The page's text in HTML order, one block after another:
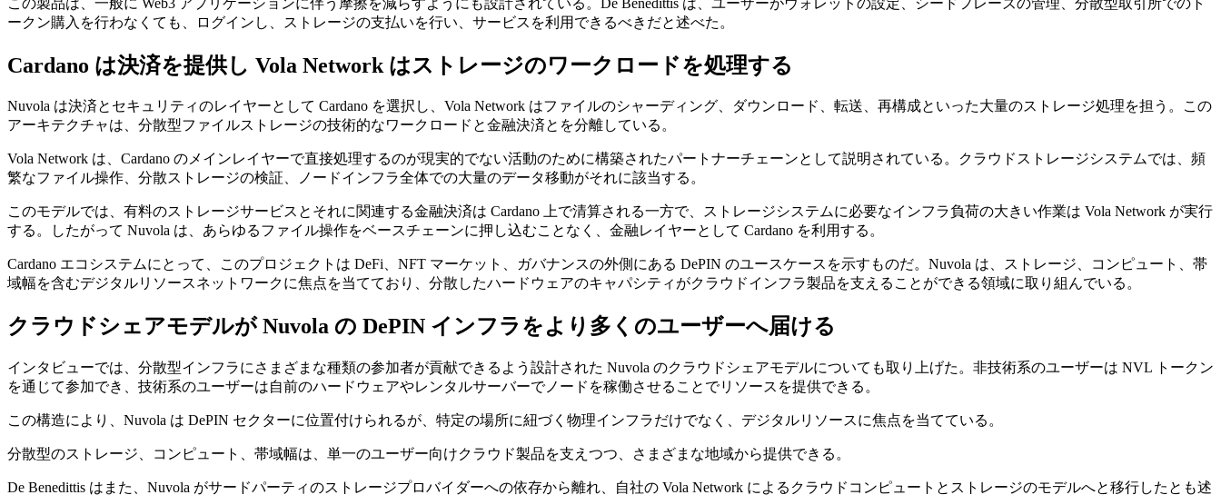
ークン購入を行わなくても、ログインし、ストレージの支払いを行い、サービスを利用できるべきだと述べた。
Cardano は決済を提供し Vola Network はストレージのワークロードを処理する
Nuvola は決済とセキュリティのレイヤーとして Cardano を選択し、Vola Network はファイルのシャーディング、ダウンロード、転送、再構成といった大量のストレージ処理を担う。この
アーキテクチャは、分散型ファイルストレージの技術的なワークロードと金融決済とを分離している。
Vola Network は、Cardano のメインレイヤーで直接処理するのが現実的でない活動のために構築されたパートナーチェーンとして説明されている。クラウドストレージシステムでは、頻
繁なファイル操作、分散ストレージの検証、ノードインフラ全体での大量のデータ移動がそれに該当する。
このモデルでは、有料のストレージサービスとそれに関連する金融決済は Cardano 上で清算される一方で、ストレージシステムに必要なインフラ負荷の大きい作業は Vola Network が実行
する。したがって Nuvola は、あらゆるファイル操作をベースチェーンに押し込むことなく、金融レイヤーとして Cardano を利用する。
Cardano エコシステムにとって、このプロジェクトは DeFi、NFT マーケット、ガバナンスの外側にある DePIN のユースケースを示すものだ。Nuvola は、ストレージ、コンピュート、帯
域幅を含むデジタルリソースネットワークに焦点を当てており、分散したハードウェアのキャパシティがクラウドインフラ製品を支えることができる領域に取り組んでいる。
クラウドシェアモデルが Nuvola の DePIN インフラをより多くのユーザーへ届ける
インタビューでは、分散型インフラにさまざまな種類の参加者が貢献できるよう設計された Nuvola のクラウドシェアモデルについても取り上げた。非技術系のユーザーは NVL トークン
を通じて参加でき、技術系のユーザーは自前のハードウェアやレンタルサーバーでノードを稼働させることでリソースを提供できる。
この構造により、Nuvola は DePIN セクターに位置付けられるが、特定の場所に紐づく物理インフラだけでなく、デジタルリソースに焦点を当てている。
分散型のストレージ、コンピュート、帯域幅は、単一のユーザー向けクラウド製品を支えつつ、さまざまな地域から提供できる。
De Benedittis はまた、Nuvola がサードパーティのストレージプロバイダーへの依存から離れ、自社の Vola Network によるクラウドコンピュートとストレージのモデルへと移行したとも述